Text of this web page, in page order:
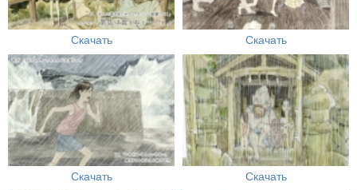
Скачать Скачать
Скачать Скачать